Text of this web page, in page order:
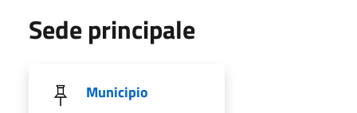
Sede principale
Municipio